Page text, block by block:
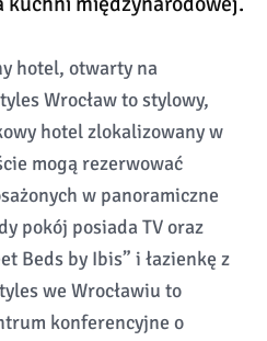
hotel, otwarty na
Wrocław to stylowy,
hotel zlokalizowany w
mogą rezerwować
w panoramiczne
pokój posiada TV oraz
Beds by Ibis” i łazienkę z
we Wrocławiu to
konferencyjne o